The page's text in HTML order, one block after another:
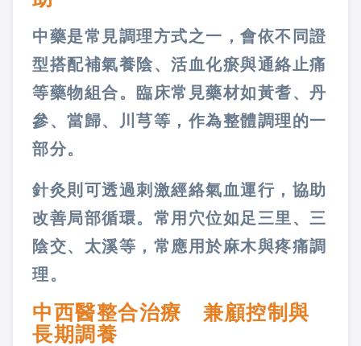
中藥是常見調理方式之一，會依不同證
型搭配補氣養陰、活血化瘀與通絡止痛
等藥物組合。臨床常見藥材如黃耆、丹
參、當歸、川芎等，作為整體調理的一
部分。
針灸則可透過刺激經絡氣血運行，協助
改善局部循環。常用穴位如足三里、三
陰交、太溪等，常應用於麻木與疼痛調
理。
中西醫整合治療 兼顧控制與
長期調養